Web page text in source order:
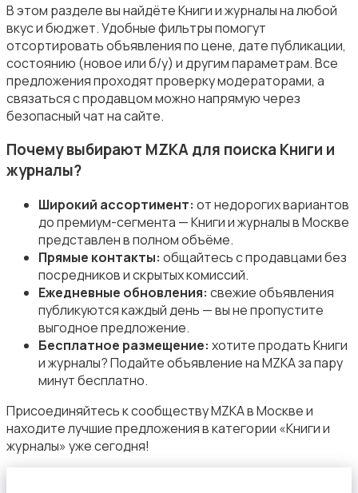
Музыкальные инструменты
Настольные игры
Другое
В этом разделе вы найдёте Книги и журналы на любой
вкус и бюджет. Удобные фильтры помогут
отсортировать объявления по цене, дате публикации,
состоянию (новое или б/у) и другим параметрам. Все
предложения проходят проверку модераторами, а
связаться с продавцом можно напрямую через
безопасный чат на сайте.
Почему выбирают MZKA для поиска Книги и
журналы?
Широкий ассортимент: от недорогих вариантов
до премиум-сегмента — Книги и журналы в Москве
представлен в полном объёме.
Прямые контакты: общайтесь с продавцами без
посредников и скрытых комиссий.
Ежедневные обновления: свежие объявления
публикуются каждый день — вы не пропустите
выгодное предложение.
Бесплатное размещение: хотите продать Книги
и журналы? Подайте объявление на MZKA за пару
минут бесплатно.
Присоединяйтесь к сообществу MZKA в Москве и
находите лучшие предложения в категории «Книги и
журналы» уже сегодня!